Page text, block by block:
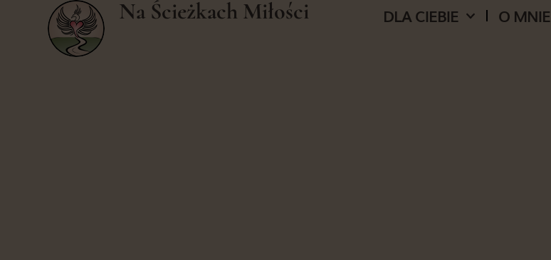
Na Ścieżkach Miłości DLA CIEBIE O MNIE